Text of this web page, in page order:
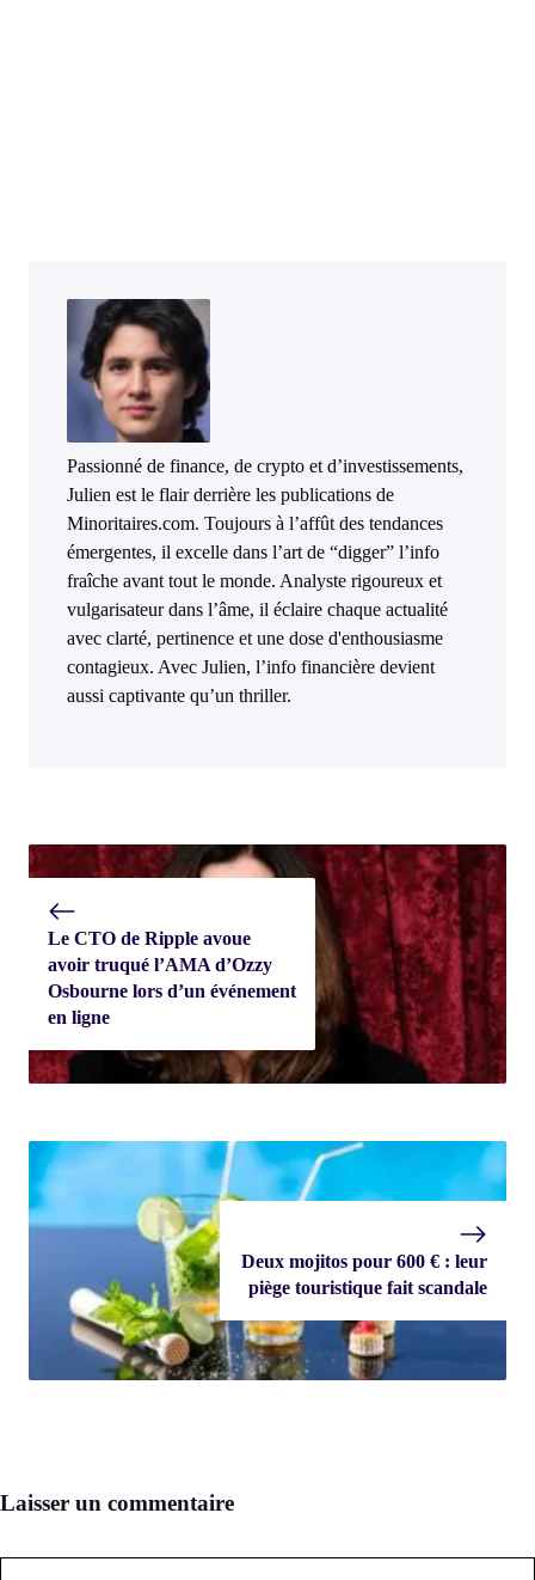
Passionné de finance, de crypto et d’investissements,
Julien est le flair derrière les publications de
Minoritaires.com. Toujours à l’affût des tendances
émergentes, il excelle dans l’art de “digger” l’info
fraîche avant tout le monde. Analyste rigoureux et
vulgarisateur dans l’âme, il éclaire chaque actualité
avec clarté, pertinence et une dose d'enthousiasme
contagieux. Avec Julien, l’info financière devient
aussi captivante qu’un thriller.
Le CTO de Ripple avoue
avoir truqué l’AMA d’Ozzy
Osbourne lors d’un événement
en ligne
Deux mojitos pour 600 € : leur
piège touristique fait scandale
Laisser un commentaire